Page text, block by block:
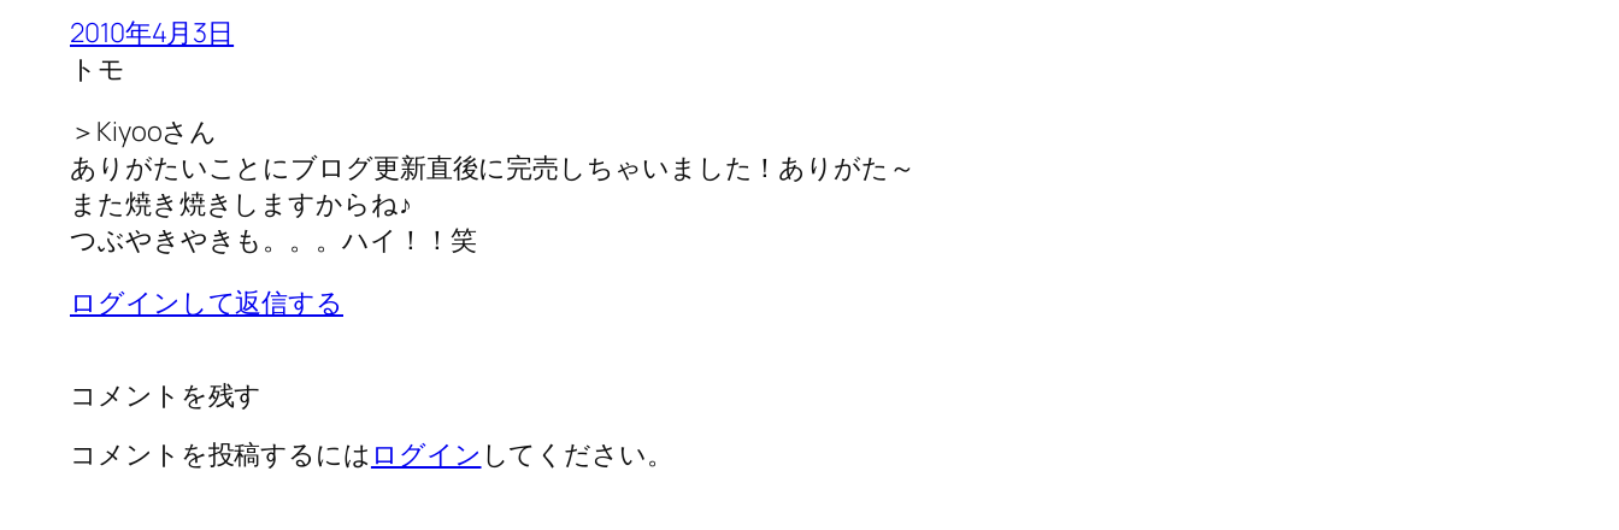
2010年4月3日
トモ
＞Kiyooさん
ありがたいことにブログ更新直後に完売しちゃいました！ありがた～
また焼き焼きしますからね♪
つぶやきやきも。。。ハイ！！笑
ログインして返信する
コメントを残す
コメントを投稿するには ログイン してください。